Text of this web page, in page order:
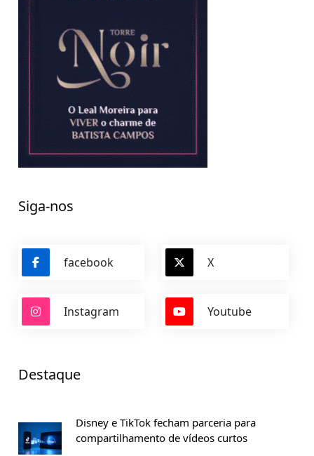
Siga-nos
facebook X
Instagram Youtube
Destaque
Disney e TikTok fecham parceria para
compartilhamento de vídeos curtos